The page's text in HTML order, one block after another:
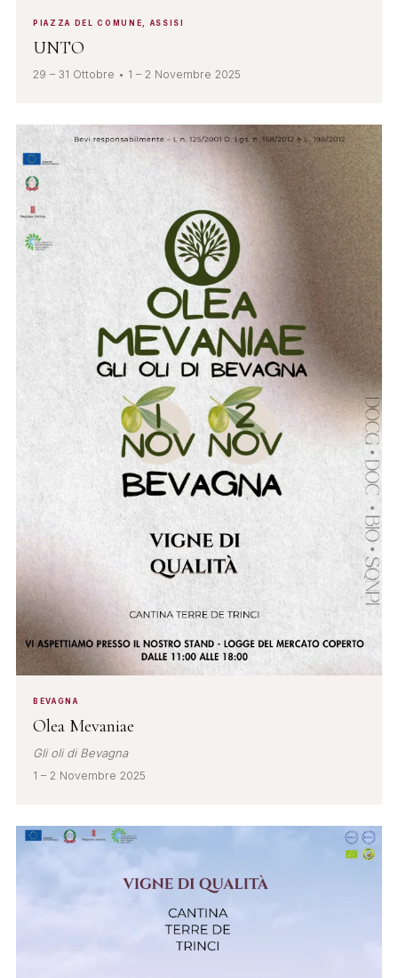
PIAZZA DEL COMUNE, ASSISI
UNTO
29 – 31 Ottobre • 1 – 2 Novembre 2025
BEVAGNA
Olea Mevaniae
Gli oli di Bevagna
1 – 2 Novembre 2025